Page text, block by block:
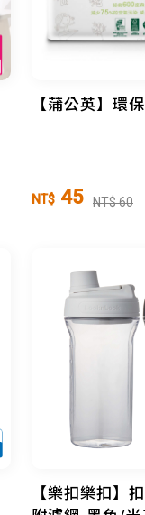
【蒲公英】環
NT$ 45 NT$ 60
【樂扣樂扣】